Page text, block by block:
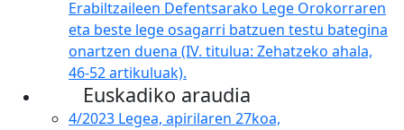
Erabiltzaileen Defentsarako Lege Orokorraren
eta beste lege osagarri batzuen testu bategina
onartzen duena (IV. titulua: Zehatzeko ahala,
46-52 artikuluak).
Euskadiko araudia
4/2023 Legea, apirilaren 27koa,